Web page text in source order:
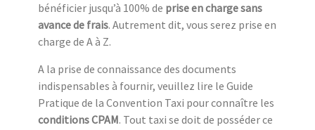
bénéficier jusqu’à 100% de prise en charge sans
avance de frais. Autrement dit, vous serez prise en
charge de A à Z.
A la prise de connaissance des documents
indispensables à fournir, veuillez lire le Guide
Pratique de la Convention Taxi pour connaître les
conditions CPAM. Tout taxi se doit de posséder ce